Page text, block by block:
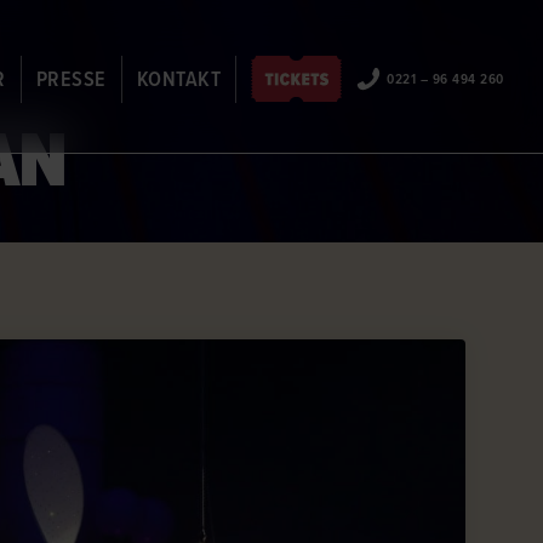
PRESSE
KONTAKT
0221 – 96 494 260